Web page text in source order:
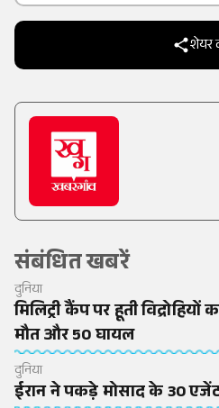
शेयर
संबंधित खबरें
दुनिया
मिलिट्री कैंप पर हूती
मौत और 50 घायल
दुनिया
ईरान ने पकड़े मोसाद के 30